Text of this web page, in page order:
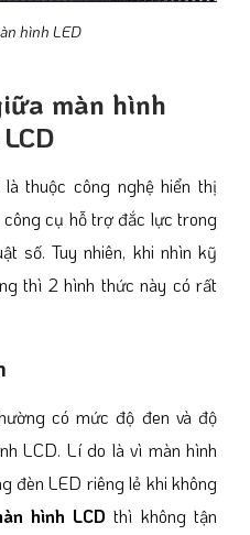
hình LED
màn hình
thuộc công nghệ hiển thị
công cụ hỗ trợ đắc lực trong
số. Tuy nhiên, khi nhìn kỹ
thì 2 hình thức này có rất
có mức độ đen và độ
LCD. Lí do là vì màn hình
đèn LED riêng lẻ khi không
hình LCD thì không tận